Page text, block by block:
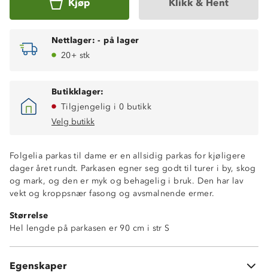
Kjøp Klikk & Hent
Nettlager: - på lager
20+ stk
Butikklager:
Tilgjengelig i 0 butikk
Velg butikk
Folgelia parkas til dame er en allsidig parkas for kjøligere
dager året rundt. Parkasen egner seg godt til turer i by, skog
og mark, og den er myk og behagelig i bruk. Den har lav
vekt og kroppsnær fasong og avsmalnende ermer.
Størrelse
Hel lengde på parkasen er 90 cm i str S
Egenskaper
Lettvektsjakke
Vindtett
To glidelåslommer i sidene
Strikkjustering nede i sidene
Knagghempe innvendig i nakken